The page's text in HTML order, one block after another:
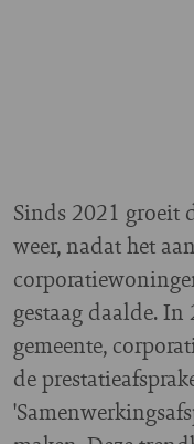
Sinds 2021 groeit
weer, nadat het
gestaag daalde.
gemeente,
de